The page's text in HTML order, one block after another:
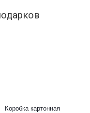
Коробка картонная